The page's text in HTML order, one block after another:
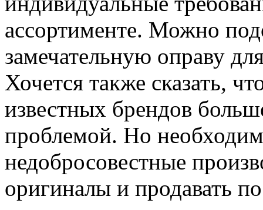
ассортименте. Можно
замечательную оправу
Хочется также сказать,
известных брендов
проблемой. Но
недобросовестные
оригиналы и продавать